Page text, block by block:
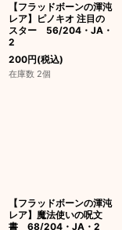
【フラッドボーンの渾沌
レア】ピノキオ 注目の
スター 56/204・JA・
2
200円(税込)
在庫数 2個
【フラッドボーンの渾沌
レア】魔法使いの呪文
書 68/204・JA・2